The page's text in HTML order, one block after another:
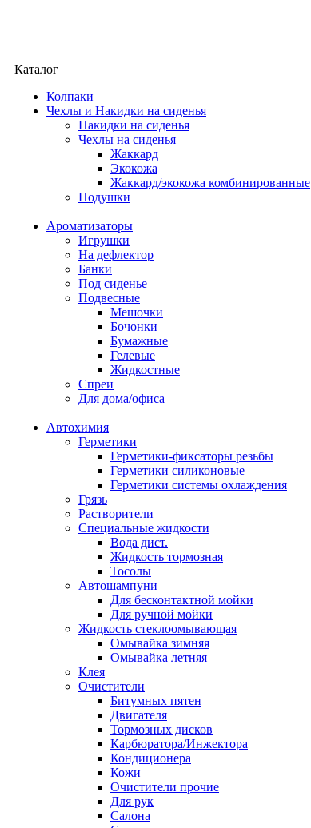
Каталог
Колпаки
Чехлы и Накидки на сиденья
Накидки на сиденья
Чехлы на сиденья
Жаккард
Экокожа
Жаккард/экокожа комбинированные
Подушки
Ароматизаторы
Игрушки
На дефлектор
Банки
Под сиденье
Подвесные
Мешочки
Бочонки
Бумажные
Гелевые
Жидкостные
Спреи
Для дома/офиса
Автохимия
Герметики
Герметики-фиксаторы резьбы
Герметики силиконовые
Герметики системы охлаждения
Грязь
Растворители
Специальные жидкости
Вода дист.
Жидкость тормозная
Тосолы
Автошампуни
Для бесконтактной мойки
Для ручной мойки
Жидкость стеклоомывающая
Омывайка зимняя
Омывайка летняя
Клея
Очистители
Битумных пятен
Двигателя
Тормозных дисков
Карбюратора/Инжектора
Кондиционера
Кожи
Очистители прочие
Для рук
Салона